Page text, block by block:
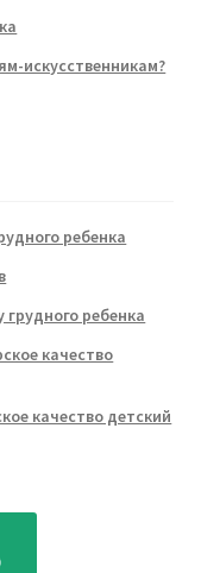
искусственникам?
ребенка
грудного ребенка
качество
качество детский